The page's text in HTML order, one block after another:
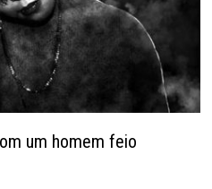
um homem feio